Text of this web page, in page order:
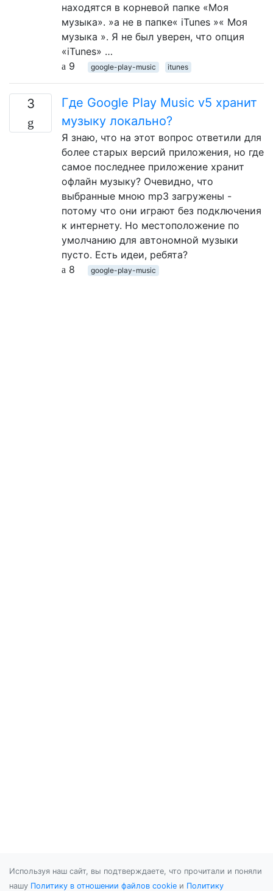
находятся в корневой папке «Моя
музыка». »а не в папке« iTunes »« Моя
музыка ». Я не был уверен, что опция
«iTunes» …
9
google-play-music itunes
3
Где Google Play Music v5 хранит
музыку локально?
Я знаю, что на этот вопрос ответили для
более старых версий приложения, но где
самое последнее приложение хранит
офлайн музыку? Очевидно, что
выбранные мною mp3 загружены -
потому что они играют без подключения
к интернету. Но местоположение по
умолчанию для автономной музыки
пусто. Есть идеи, ребята?
8
google-play-music
Используя наш сайт, вы подтверждаете, что прочитали и поняли
нашу Политику в отношении файлов cookie и Политику